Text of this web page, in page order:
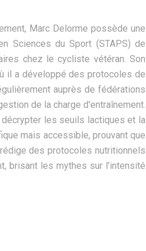
Marc Delorme possède une
Sciences du Sport (STAPS) de
chez le cycliste vétéran. Son
il a développé des protocoles de
auprès de fédérations
de la charge d'entraînement.
les seuils lactiques et la
mais accessible, prouvant que
des protocoles nutritionnels
brisant les mythes sur l'intensité